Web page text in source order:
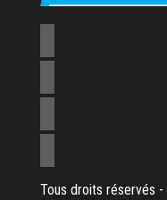
Tous droits réservés